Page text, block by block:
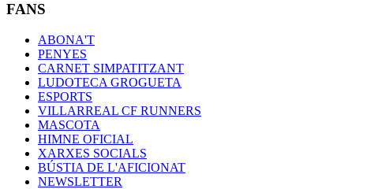
FANS
ABONA'T
PENYES
CARNET SIMPATITZANT
LUDOTECA GROGUETA
ESPORTS
VILLARREAL CF RUNNERS
MASCOTA
HIMNE OFICIAL
XARXES SOCIALS
BÚSTIA DE L'AFICIONAT
NEWSLETTER